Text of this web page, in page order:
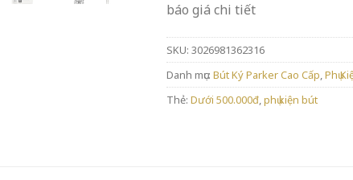
báo giá chi tiết
SKU: 3026981362316
Danh mục: Bút Ký Parker Cao Cấp,Phụ
Thẻ: Dưới 500.000đ,phụ kiện bút